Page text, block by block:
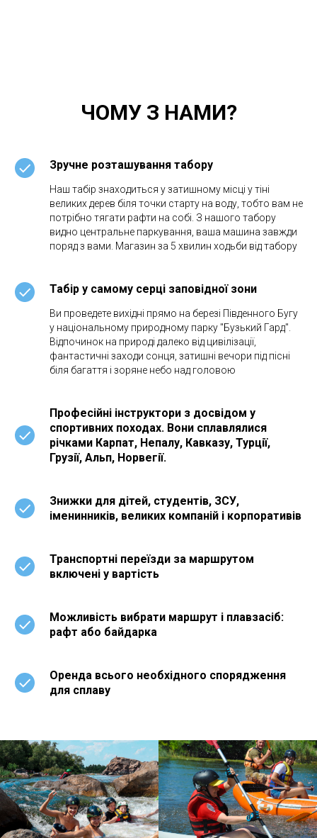
ЧОМУ З НАМИ?
Зручне розташування табору
Наш табір знаходиться у затишному місці у тіні
великих дерев біля точки старту на воду, тобто вам не
потрібно тягати рафти на собі. З нашого табору
видно центральне паркування, ваша машина завжди
поряд з вами. Магазин за 5 хвилин ходьби від табору
Табір у самому серці заповідної зони
Ви проведете вихідні прямо на березі Південного Бугу
у національному природному парку "Бузький Гард".
Відпочинок на природі далеко від цивілізації,
фантастичні заходи сонця, затишні вечори під пісні
біля багаття і зоряне небо над головою
Професійні інструктори з досвідом у
спортивних походах. Вони сплавлялися
річками Карпат, Непалу, Кавказу, Турції,
Грузії, Альп, Норвегії.
Знижки для дітей, студентів, ЗСУ,
іменинників, великих компаній і корпоративів
Транспортні переїзди за маршрутом
включені у вартість
Можливість вибрати маршрут і плавзасіб:
рафт або байдарка
Оренда всього необхідного спорядження
для сплаву